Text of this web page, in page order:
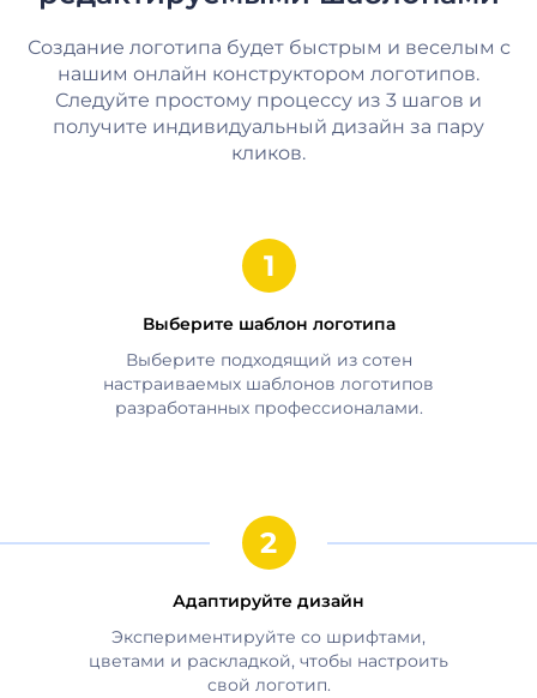
Создание логотипа будет быстрым и веселым с
нашим онлайн конструктором логотипов.
Следуйте простому процессу из 3 шагов и
получите индивидуальный дизайн за пару
кликов.
Выберите шаблон логотипа
Выберите подходящий из сотен
настраиваемых шаблонов логотипов
разработанных профессионалами.
Адаптируйте дизайн
Экспериментируйте со шрифтами,
цветами и раскладкой, чтобы настроить
свой логотип.